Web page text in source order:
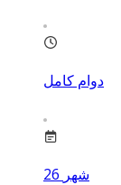
دوام كامل
26 شهر